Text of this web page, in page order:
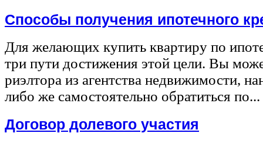
Способы получения ипотечного
Для желающих купить квартиру по
три пути достижения этой цели. Вы
риэлтора из агентства недвижимости,
либо же самостоятельно обратиться по...
Договор долевого участия